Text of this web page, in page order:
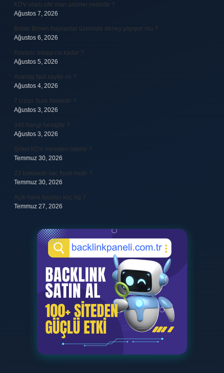
KDV oranı sıfır olan ürünler nelerdir ?
Ağustos 7, 2026
Bobbi Brown hayvanlar üzerinde deney yapıyor mu ?
Ağustos 6, 2026
Kovacic maaşı ne kadar ?
Ağustos 5, 2026
Avantaj faul sayılır mı ?
Ağustos 4, 2026
7 Uzun Sure Nelerdir ?
Ağustos 3, 2026
340 hangi hesaptır ?
Ağustos 3, 2026
Şirket KDV nereden ödenir ?
Temmuz 30, 2026
23 baklavalı sac fiyatı nedir ?
Temmuz 30, 2026
Açık hava basıncı kaç hg ?
Temmuz 27, 2026